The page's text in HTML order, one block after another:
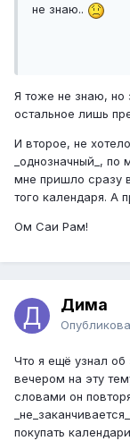
не знаю..
Я тоже не знаю, но
остальное лишь
И второе, не
_однозначный_,
мне пришло сразу
того календаря. А
Ом Саи Рам!
Дима
Что я ещё узнал
вечером на эту
словами он
покупать